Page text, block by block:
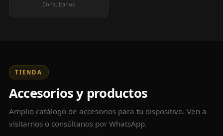
Consúltanos
TIENDA
Accesorios y productos
Amplio catálogo de accesorios para tu dispositivo. Ven a
visitarnos o consúltanos por WhatsApp.